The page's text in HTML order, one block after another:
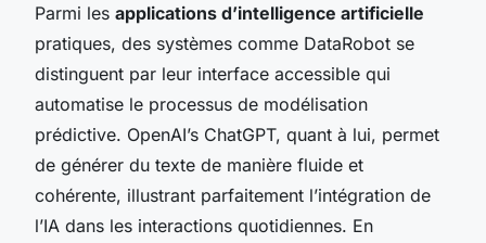
Parmi les applications d’intelligence artificielle
pratiques, des systèmes comme DataRobot se
distinguent par leur interface accessible qui
automatise le processus de modélisation
prédictive. OpenAI’s ChatGPT, quant à lui, permet
de générer du texte de manière fluide et
cohérente, illustrant parfaitement l’intégration de
l’IA dans les interactions quotidiennes. En